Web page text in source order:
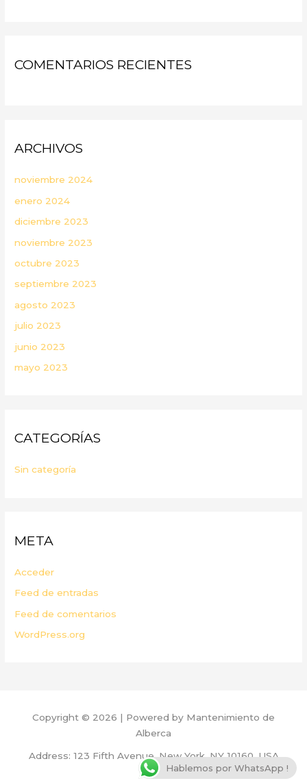
COMENTARIOS RECIENTES
ARCHIVOS
noviembre 2024
enero 2024
diciembre 2023
noviembre 2023
octubre 2023
septiembre 2023
agosto 2023
julio 2023
junio 2023
mayo 2023
CATEGORÍAS
Sin categoría
META
Acceder
Feed de entradas
Feed de comentarios
WordPress.org
Copyright © 2026 | Powered by Mantenimiento de
Alberca
Address: 123 Fifth Avenue, New York, NY 10160, USA
Hablemos por WhatsApp !